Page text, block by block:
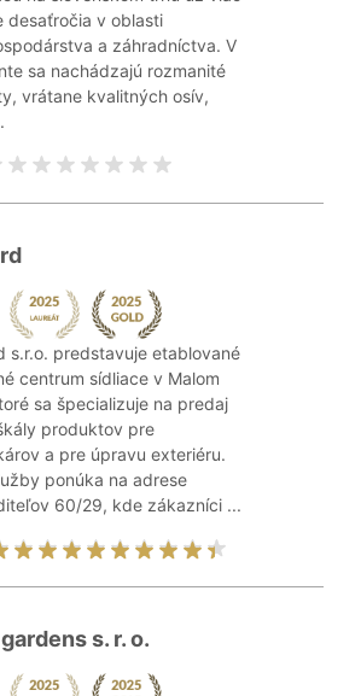
desaťročia v oblasti
a záhradníctva. V
sa nachádzajú rozmanité
vrátane kvalitných osív,
s.r.o. predstavuje etablované
centrum sídliace v Malom
sa špecializuje na predaj
produktov pre
a pre úpravu exteriéru.
ponúka na adrese
60/29, kde zákazníci ...
s. r. o.